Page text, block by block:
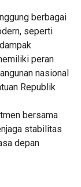
berbagai
seperti
peran
nasional
Republik
bersama
stabilitas
depan